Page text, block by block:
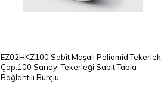
EZ02HKZ100 Sabit Maşalı Poliamid Tekerlek
Çap:100 Sanayi Tekerleği Sabit Tabla
Bağlantılı Burçlu